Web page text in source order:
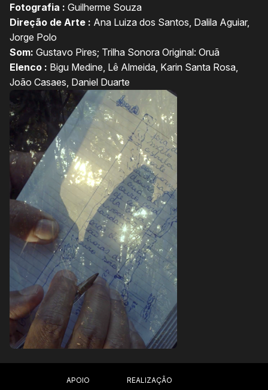
Fotografia : Guilherme Souza
Direção de Arte : Ana Luiza dos Santos, Dalila Aguiar,
Jorge Polo
Som: Gustavo Pires; Trilha Sonora Original: Oruã
Elenco : Bigu Medine, Lê Almeida, Karin Santa Rosa,
João Casaes, Daniel Duarte
APOIO REALIZAÇÃO